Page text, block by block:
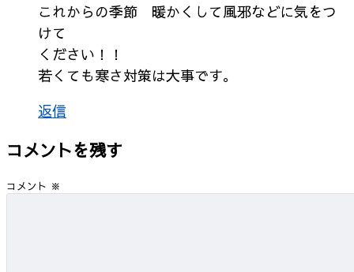
これからの季節 暖かくして風邪などに気をつ
けて
ください！！
若くても寒さ対策は大事です。
返信
コメントを残す
コメント ※